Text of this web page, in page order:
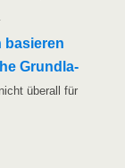
basie­ren
Grund­la­
über­all für